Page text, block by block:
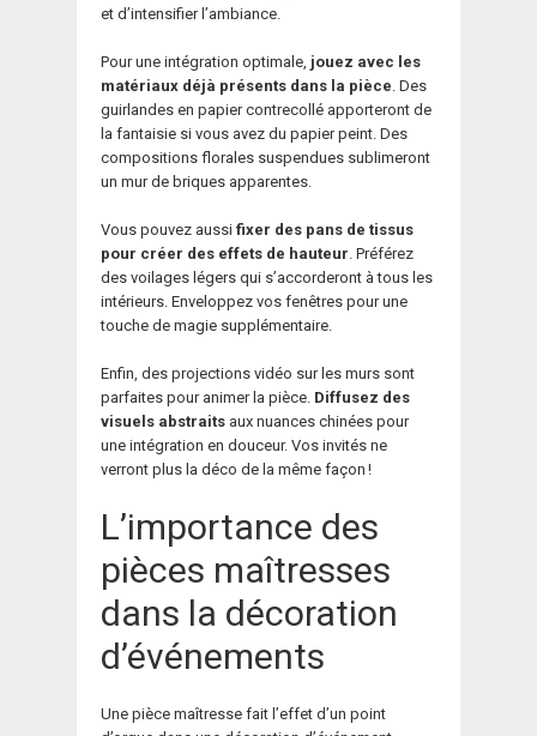
et d’intensifier l’ambiance.
Pour une intégration optimale, jouez avec les
matériaux déjà présents dans la pièce . Des
guirlandes en papier contrecollé apporteront de
la fantaisie si vous avez du papier peint. Des
compositions florales suspendues sublimeront
un mur de briques apparentes.
Vous pouvez aussi fixer des pans de tissus
pour créer des effets de hauteur . Préférez
des voilages légers qui s’accorderont à tous les
intérieurs. Enveloppez vos fenêtres pour une
touche de magie supplémentaire.
Enfin, des projections vidéo sur les murs sont
parfaites pour animer la pièce. Diffusez des
visuels abstraits aux nuances chinées pour
une intégration en douceur. Vos invités ne
verront plus la déco de la même façon !
L’importance des
pièces maîtresses
dans la décoration
d’événements
Une pièce maîtresse fait l’effet d’un point